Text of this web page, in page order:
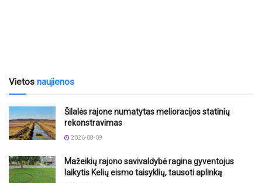
Vietos naujienos
Šilalės rajone numatytas melioracijos statinių
rekonstravimas
2026-08-09
Mažeikių rajono savivaldybė ragina gyventojus
laikytis Kelių eismo taisyklių, tausoti aplinką